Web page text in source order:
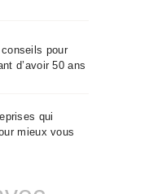
pour
d’avoir 50 ans
qui
mieux vous